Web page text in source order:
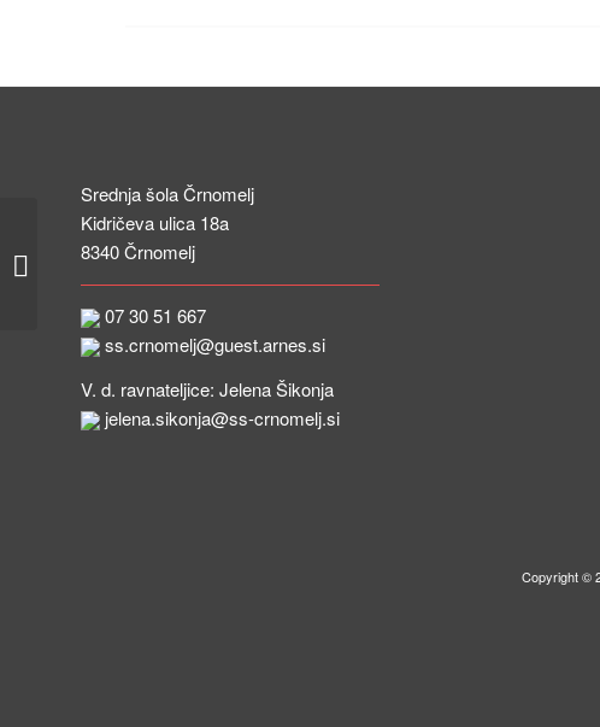
Srednja šola Črnomelj
Kidričeva ulica 18a
8340 Črnomelj
07 30 51 667
ss.crnomelj@guest.arnes.si
V. d. ravnateljice: Jelena Šikonja
jelena.sikonja@ss-crnomelj.si
Copyright ©
Ekskurzija (Ljubljana) v okviru
aktivnega državljanstva za 3.abG in